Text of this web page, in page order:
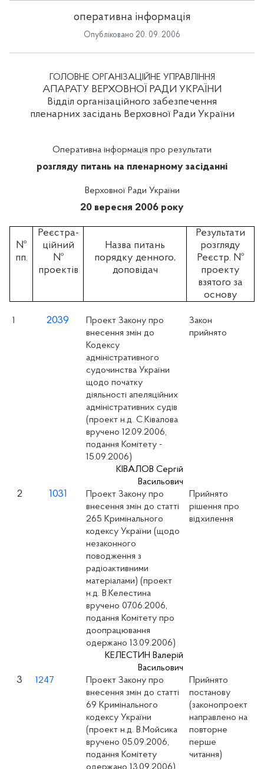
оперативна інформація
Опубліковано 20. 09. 2006
ГОЛОВНЕ ОРГАНІЗАЦІЙНЕ УПРАВЛІННЯ
АПАРАТУ ВЕРХОВНОЇ РАДИ УКРАЇНИ
Відділ організаційного забезпечення
пленарних засідань Верховної Ради України
Оперативна інформація про результати
розгляду питань на пленарному засіданні
Верховної Ради України
20 вересня 2006 року
№
пп.
Реєстра-
ційний
№
проектів
Назва питань
порядку денного,
доповідач
Результати
розгляду
Реєстр. №
проекту
взятого за
основу
1 2039
Проект Закону про
внесення змін до
Кодексу
адміністративного
судочинства України
щодо початку
діяльності апеляційних
адміністративних судів
(проект н.д. С.Ківалова
вручено 12.09.2006,
подання Комітету -
15.09.2006)
КІВАЛОВ Сергій
Васильович
Закон
прийнято
2 1031
Проект Закону про
внесення змін до статті
265 Кримінального
кодексу України (щодо
незаконного
поводження з
радіоактивними
матеріалами) (проект
н.д. В.Келестина
вручено 07.06.2006,
подання Комітету про
доопрацювання
одержано 13.09.2006)
КЕЛЕСТИН Валерій
Васильович
Прийнято
рішення про
відхилення
3 1247
Проект Закону про
внесення змін до статті
69 Кримінального
кодексу України
(проект н.д. В.Мойсика
вручено 05.09.2006,
подання Комітету
одержано 13.09.2006)
Прийнято
постанову
(законопроект
направлено на
повторне
перше
читання)